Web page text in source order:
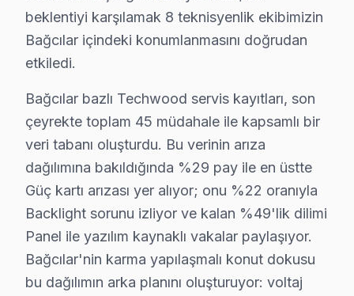
Techwood TV Teknik Rehberi: Panel, Teşhis
Techwood televizyonlarınızın tamir ve bakımında
Neden Bağcılar'de Techwood teknik desteği
Bağcılar Techwood TV Ekran Anakart Profesyonel Servis ve
Bağcılar'da Techwood LED TV'niz bozulduğunda
• Bağcılar'de 25+ sertifikalı teknisyen Techwood
• Bağcılar'de sadece orijinal parça kullanıyoruz.
• Termal kamera ve osiloskop kullanarak arızalı
Şunu da belirtelim:, Bağcılar Meydanı, Güneşli
beklentiyi karşılamak 8 teknisyenlik ekibimizin
Bağcılar içindeki konumlanmasını doğrudan
etkiledi.
Bağcılar bazlı Techwood servis kayıtları, son
çeyrekte toplam 45 müdahale ile kapsamlı bir
veri tabanı oluşturdu. Bu verinin arıza
dağılımına bakıldığında %29 pay ile en üstte
Güç kartı arızası yer alıyor; onu %22 oranıyla
Backlight sorunu izliyor ve kalan %49'lik dilimi
Panel ile yazılım kaynaklı vakalar paylaşıyor.
Bağcılar'nin karma yapılaşmalı konut dokusu
bu dağılımın arka planını oluşturuyor: voltaj